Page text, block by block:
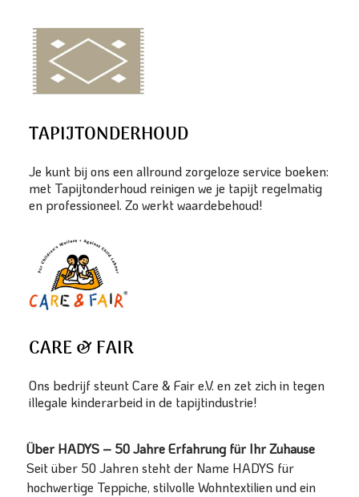
TAPIJTONDERHOUD
Je kunt bij ons een allround zorgeloze service boeken:
met Tapijtonderhoud reinigen we je tapijt regelmatig
en professioneel. Zo werkt waardebehoud!
CARE & FAIR
Ons bedrijf steunt Care & Fair e.V. en zet zich in tegen
illegale kinderarbeid in de tapijtindustrie!
Über HADYS – 50 Jahre Erfahrung für Ihr Zuhause
Seit über 50 Jahren steht der Name HADYS für
hochwertige Teppiche, stilvolle Wohntextilien und ein